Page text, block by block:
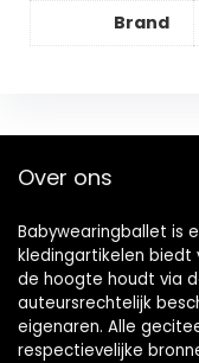
Brand
Over ons
Babywearingballet is
kledingartikelen biedt
de hoogte houdt via
auteursrechtelijk
eigenaren. Alle
respectievelijke